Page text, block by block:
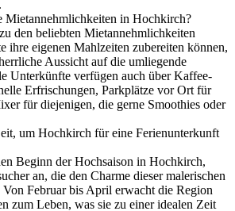
Mietannehmlichkeiten in Hochkirch?
den beliebten Mietannehmlichkeiten
ihre eigenen Mahlzeiten zubereiten können,
Aussicht auf die umliegende
Unterkünfte verfügen auch über Kaffee-
Erfrischungen, Parkplätze vor Ort für
für diejenigen, die gerne Smoothies oder
um Hochkirch für eine Ferienunterkunft
Beginn der Hochsaison in Hochkirch,
an, die den Charme dieser malerischen
Von Februar bis April erwacht die Region
zum Leben, was sie zu einer idealen Zeit